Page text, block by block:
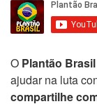
O Plantão Brasil
ajudar na luta
compartilhe